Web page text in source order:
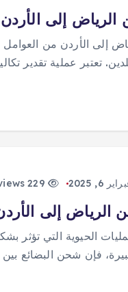
الرياض إلى
إلى الأردن من العوامل
تعتبر عملية تقدير
6, 2025
الرياض إلى
الحيوية التي
فإن شحن البضائع بين